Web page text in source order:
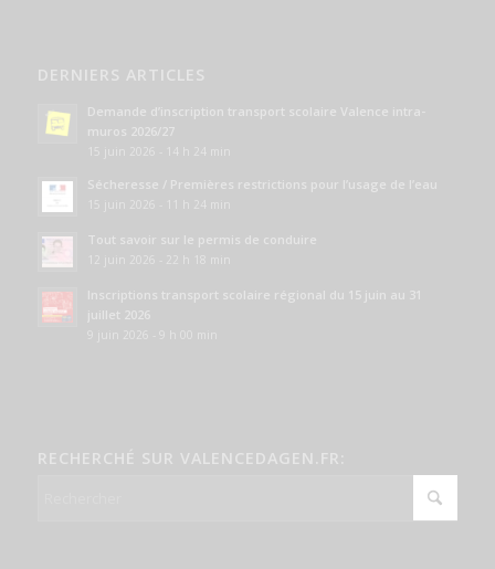
DERNIERS ARTICLES
Demande d’inscription transport scolaire Valence intra-
muros 2026/27
15 juin 2026 - 14 h 24 min
Sécheresse / Premières restrictions pour l’usage de l’eau
15 juin 2026 - 11 h 24 min
Tout savoir sur le permis de conduire
12 juin 2026 - 22 h 18 min
Inscriptions transport scolaire régional du 15 juin au 31
juillet 2026
9 juin 2026 - 9 h 00 min
RECHERCHÉ SUR VALENCEDAGEN.FR: